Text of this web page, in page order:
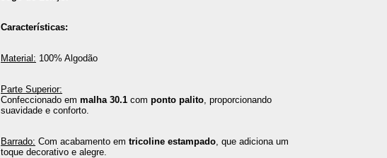
Características:
Material: 100% Algodão
Parte Superior:
Confeccionado em malha 30.1 com ponto palito , proporcionando
suavidade e conforto.
Barrado: Com acabamento em tricoline estampado , que adiciona um
toque decorativo e alegre.